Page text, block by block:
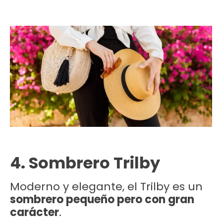
4. Sombrero Trilby
Moderno y elegante, el Trilby es un
sombrero pequeño pero con gran
carácter.